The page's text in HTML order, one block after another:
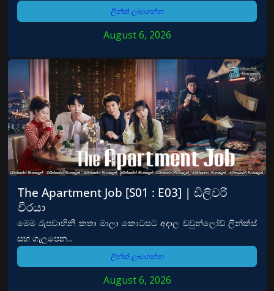
ලින්ක් ලබාගන්න
August 6, 2026
The Apartment Job [S01 : E03] | ඩිලිවරි
වීරයා
මෙම රුපවාහිනී කතා මාලා කොටසට අදාල ඩවුන්ලෝඩ් ලින්ක්ස්
සහ ගැලපෙන...
ලින්ක් ලබාගන්න
August 6, 2026